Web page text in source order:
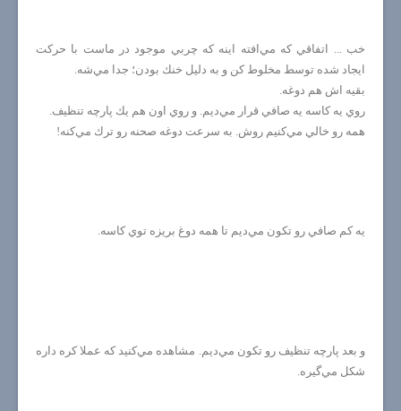
خب ... اتفاقي كه مي‌افته اينه كه چربي موجود در ماست با حركت
ايجاد شده توسط مخلوط كن و به دليل خنك بودن؛ جدا مي‌شه.
بقيه اش هم دوغه.
روي يه كاسه يه صافي قرار مي‌ديم. و روي اون هم يك پارچه تنظيف.
همه رو خالي مي‌كنيم روش. به سرعت دوغه صحنه رو ترك مي‌كنه!
يه كم صافي رو تكون مي‌ديم تا همه دوغ بريزه توي كاسه.
و بعد پارچه تنظيف رو تكون مي‌ديم. مشاهده مي‌كنيد كه عملا كره داره
شكل مي‌گيره.